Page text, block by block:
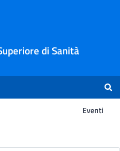
di Sanità
Eventi
Ricerca -